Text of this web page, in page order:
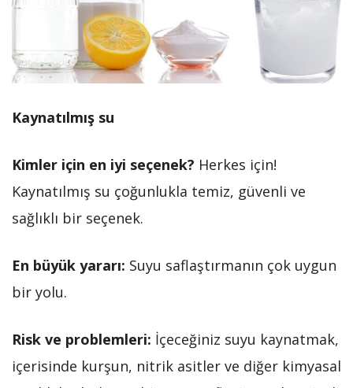
Kaynatılmış su
Kimler için en iyi seçenek? Herkes için!
Kaynatılmış su çoğunlukla temiz, güvenli ve
sağlıklı bir seçenek.
En büyük yararı: Suyu saflaştırmanın çok uygun
bir yolu.
Risk ve problemleri: İçeceğiniz suyu kaynatmak,
içerisinde kurşun, nitrik asitler ve diğer kimyasal